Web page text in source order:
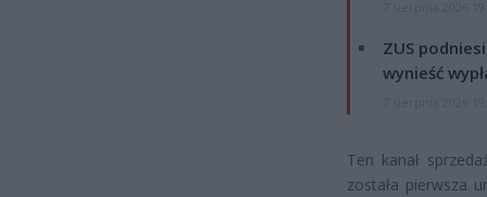
ZUS
wynieść
Ten kanał
została pierwsza